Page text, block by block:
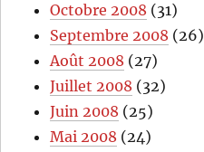
Octobre 2008 (31)
Septembre 2008 (26)
Août 2008 (27)
Juillet 2008 (32)
Juin 2008 (25)
Mai 2008 (24)